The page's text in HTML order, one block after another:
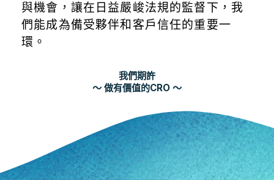
與機會，讓在日益嚴峻法規的監督下，我
們能成為備受夥伴和客戶信任的重要一
環。
我們期許
～ 做有價值的CRO ～